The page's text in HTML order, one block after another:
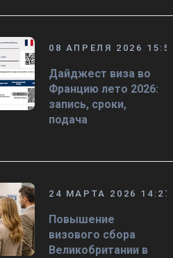
08 АПРЕЛЯ 2026 15:58
Дайджест виза во
Францию лето 2026:
запись, сроки,
подача
24 МАРТА 2026 14:27
Повышение
визового сбора
Великобритании в